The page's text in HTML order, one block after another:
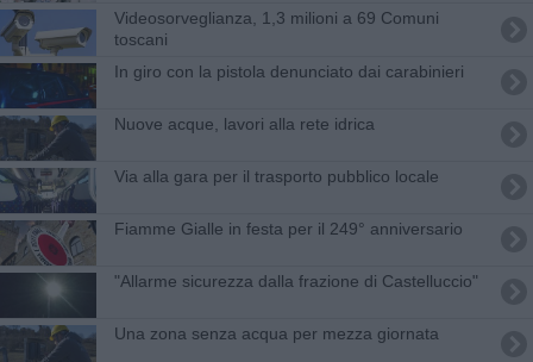
Videosorveglianza, 1,3 milioni a 69 Comuni
toscani
In giro con la pistola denunciato dai carabinieri
Nuove acque, lavori alla rete idrica
Via alla gara per il trasporto pubblico locale
Fiamme Gialle in festa per il 249° anniversario
"Allarme sicurezza dalla frazione di Castelluccio"
Una zona senza acqua per mezza giornata